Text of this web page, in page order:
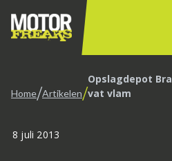
Home/Artikelen/Opslagdepot
vat vlam
8 juli 2013